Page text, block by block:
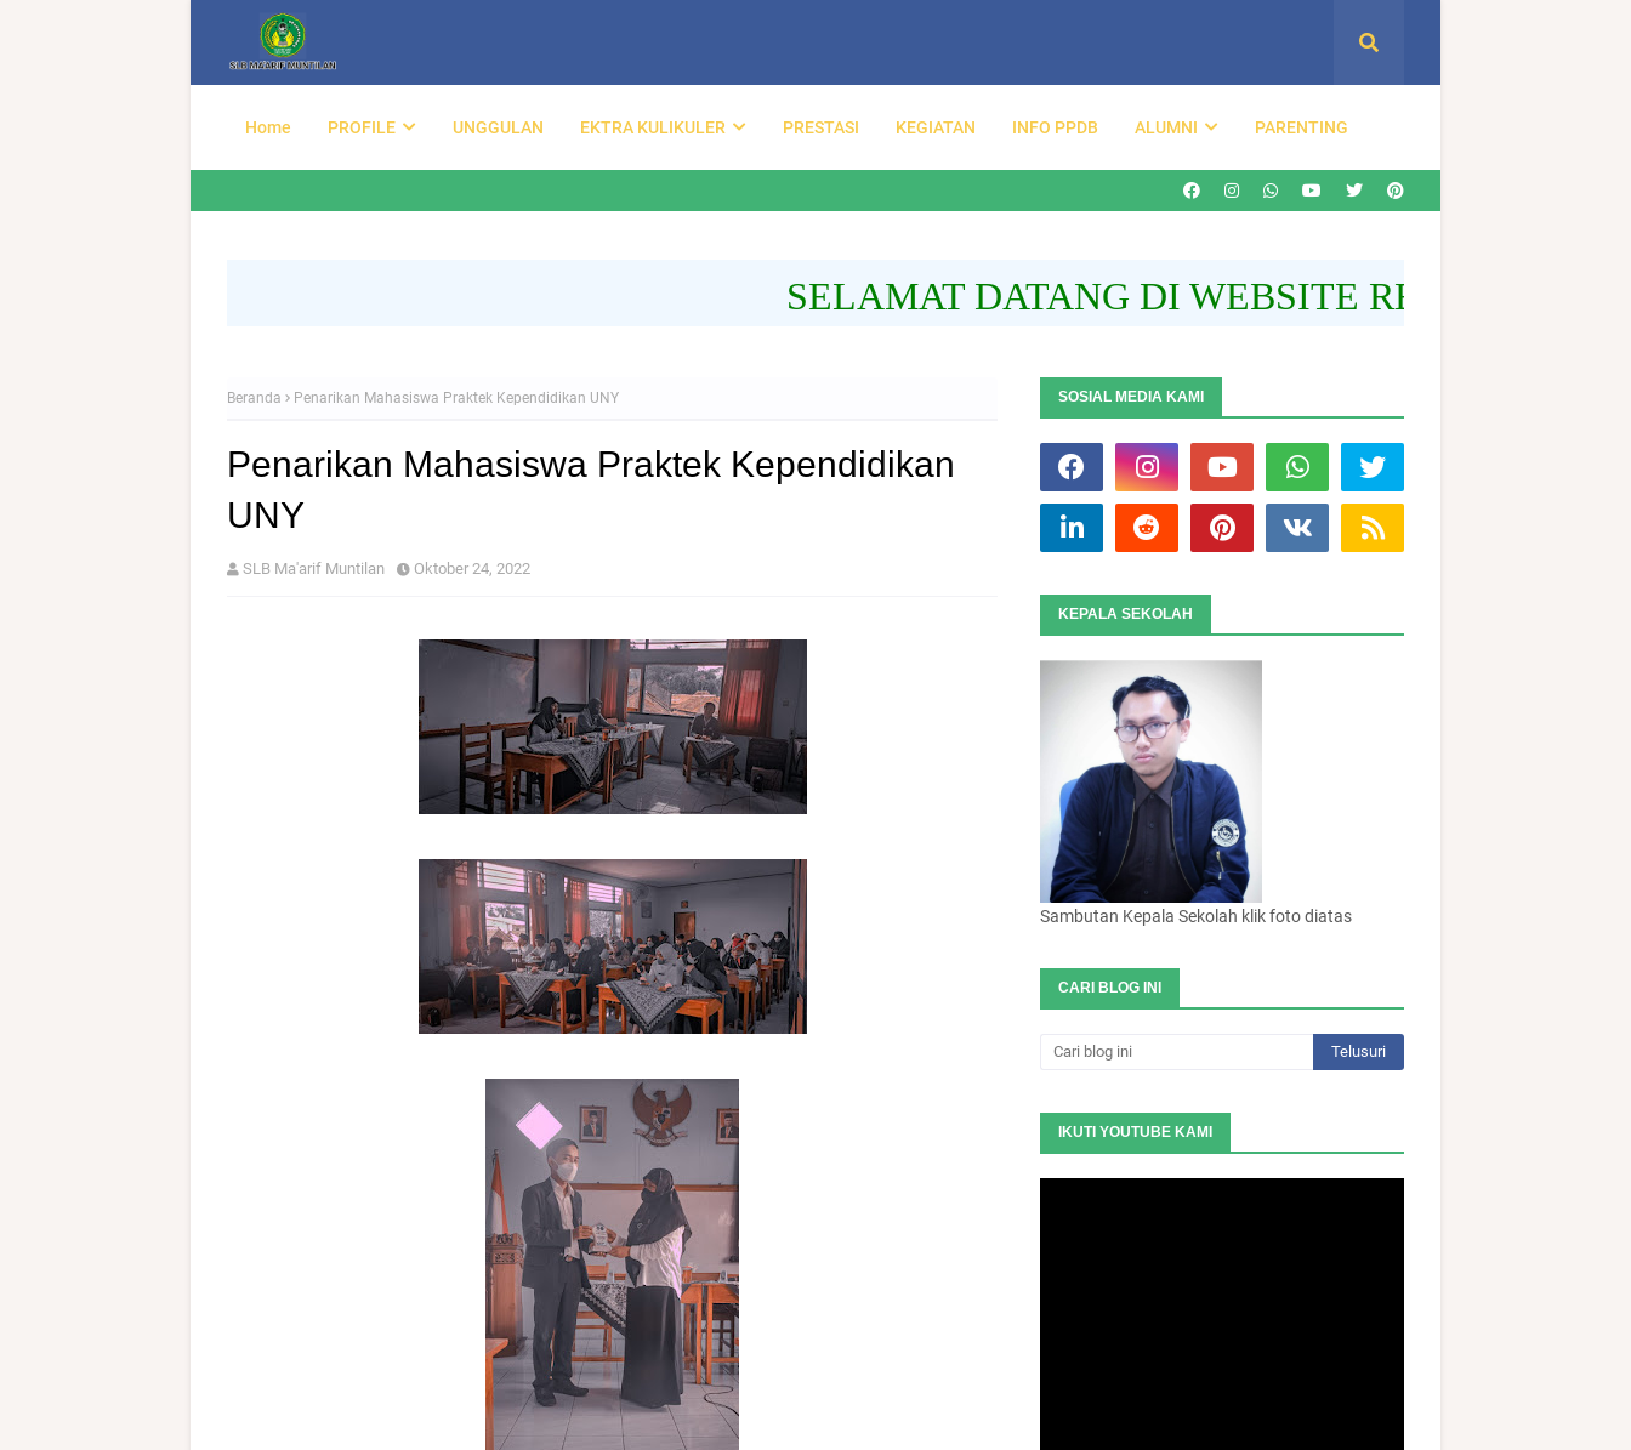
Home PROFILE UNGGULAN EKTRA KULIKULER PRESTASI KEGIATAN INFO PPDB ALUMNI PARENTING
SELAMAT DATANG DI WEBSITE RESMI SLB
Beranda Penarikan Mahasiswa Praktek Kependidikan UNY
Penarikan Mahasiswa Praktek Kependidikan
UNY
SLB Ma'arif Muntilan Oktober 24, 2022
SOSIAL MEDIA KAMI
KEPALA SEKOLAH
Sambutan Kepala Sekolah klik foto diatas
CARI BLOG INI
IKUTI YOUTUBE KAMI